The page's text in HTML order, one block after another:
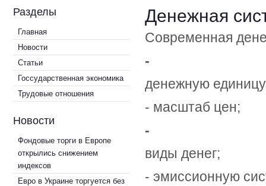
Разделы
Главная
Новости
Статьи
Госсударственная экономика
Трудовые отношения
Новости
Фондовые торги в Европе
открылись снижением
индексов
Евро в Украине торгуется без
Денежная
Современная
-
денежную
- масштаб цен;
-
виды денег;
- эмиссионную